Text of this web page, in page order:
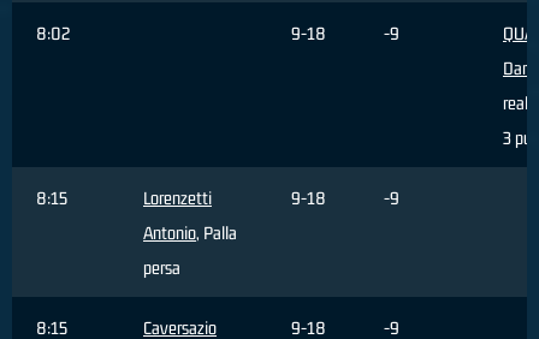
8:02 9-18 -9
3
8:15
Lorenzetti
Antonio, Palla
persa
9-18 -9
8:15
Caversazio
9-18 -9